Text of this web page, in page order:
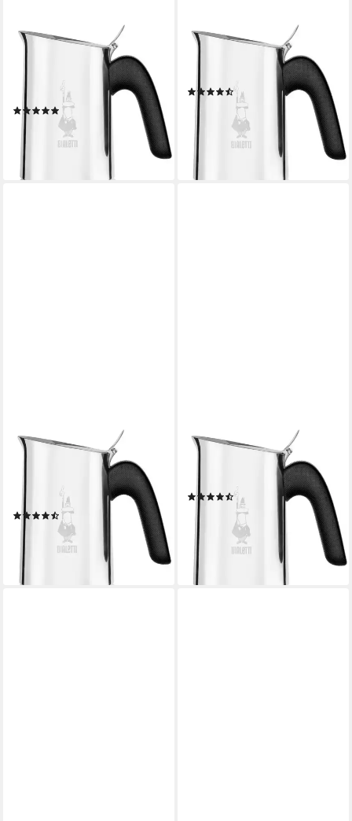
BIALETTI
Espressokocher, 0,23l
Kaffeekanne, Edelstahl, 6
Tassen
(8)
ab 40,35 € UVP
-29%
lieferbar - in 3-4 Werktagen bei dir
BIALETTI
Espressokocher, 0,17l
Kaffeekanne, 4 Tassen
(10)
ab 35,79 € UVP
-28%
lieferbar - in 3-4 Werktagen bei dir
BIALETTI
Espressokocher, 0,46l
Kaffeekanne, Edelstahl, 10
Tassen
(6)
ab 52,87 € UVP
-31%
lieferbar - in 4-5 Werktagen bei dir
BIALETTI
Espressokocher, 0,08l
Kaffeekanne, Edelstahl
(9)
ab 31,83 € UVP 44,90 €
-29%
lieferbar - in 3-4 Werktagen bei dir